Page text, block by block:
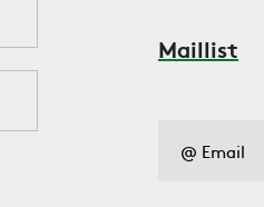
Maillist